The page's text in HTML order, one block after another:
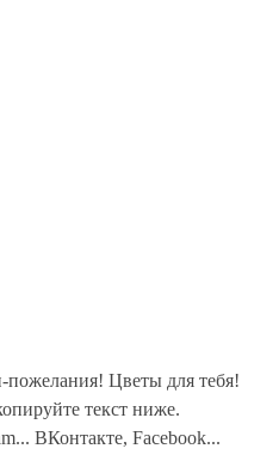
Цветы для тебя!
текст ниже.
ВКонтакте, Facebook...